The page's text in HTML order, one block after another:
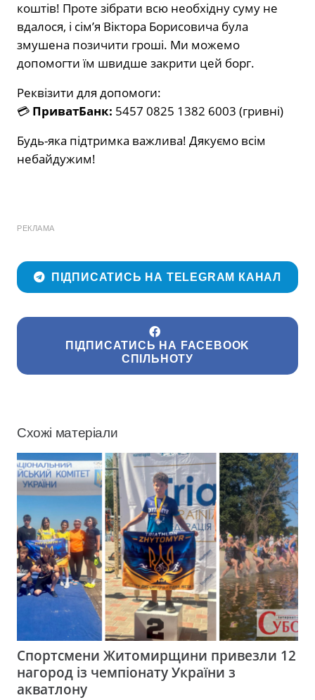
коштів! Проте зібрати всю необхідну суму не
вдалося, і сім’я Віктора Борисовича була
змушена позичити гроші. Ми можемо
допомогти їм швидше закрити цей борг.
Реквізити для допомоги:
💳 ПриватБанк: 5457 0825 1382 6003 (гривні)
Будь-яка підтримка важлива! Дякуємо всім
небайдужим!
РЕКЛАМА
ПІДПИСАТИСЬ НА TELEGRAM КАНАЛ
ПІДПИСАТИСЬ НА FACEBOOK
СПІЛЬНОТУ
Схожі матеріали
Спортсмени Житомирщини привезли 12
нагород із чемпіонату України з
акватлону